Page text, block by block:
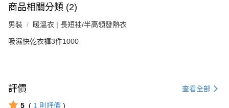
商品相關分類 (2)
男裝 暖溫衣 | 長短袖/半高領發熱衣
吸濕快乾衣褲3件1000
評價 查看全部
5 ( 1 則評價 )